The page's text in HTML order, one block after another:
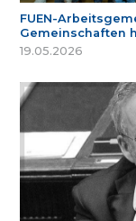
FUEN-
Gemeinschaften
19.05.2026